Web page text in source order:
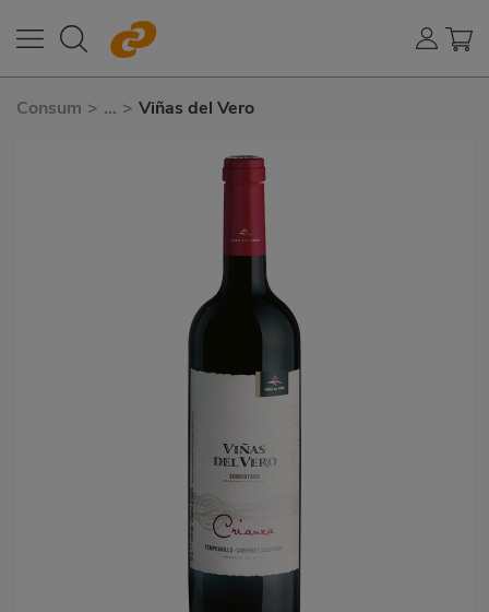
Consum > ... > Viñas del Vero